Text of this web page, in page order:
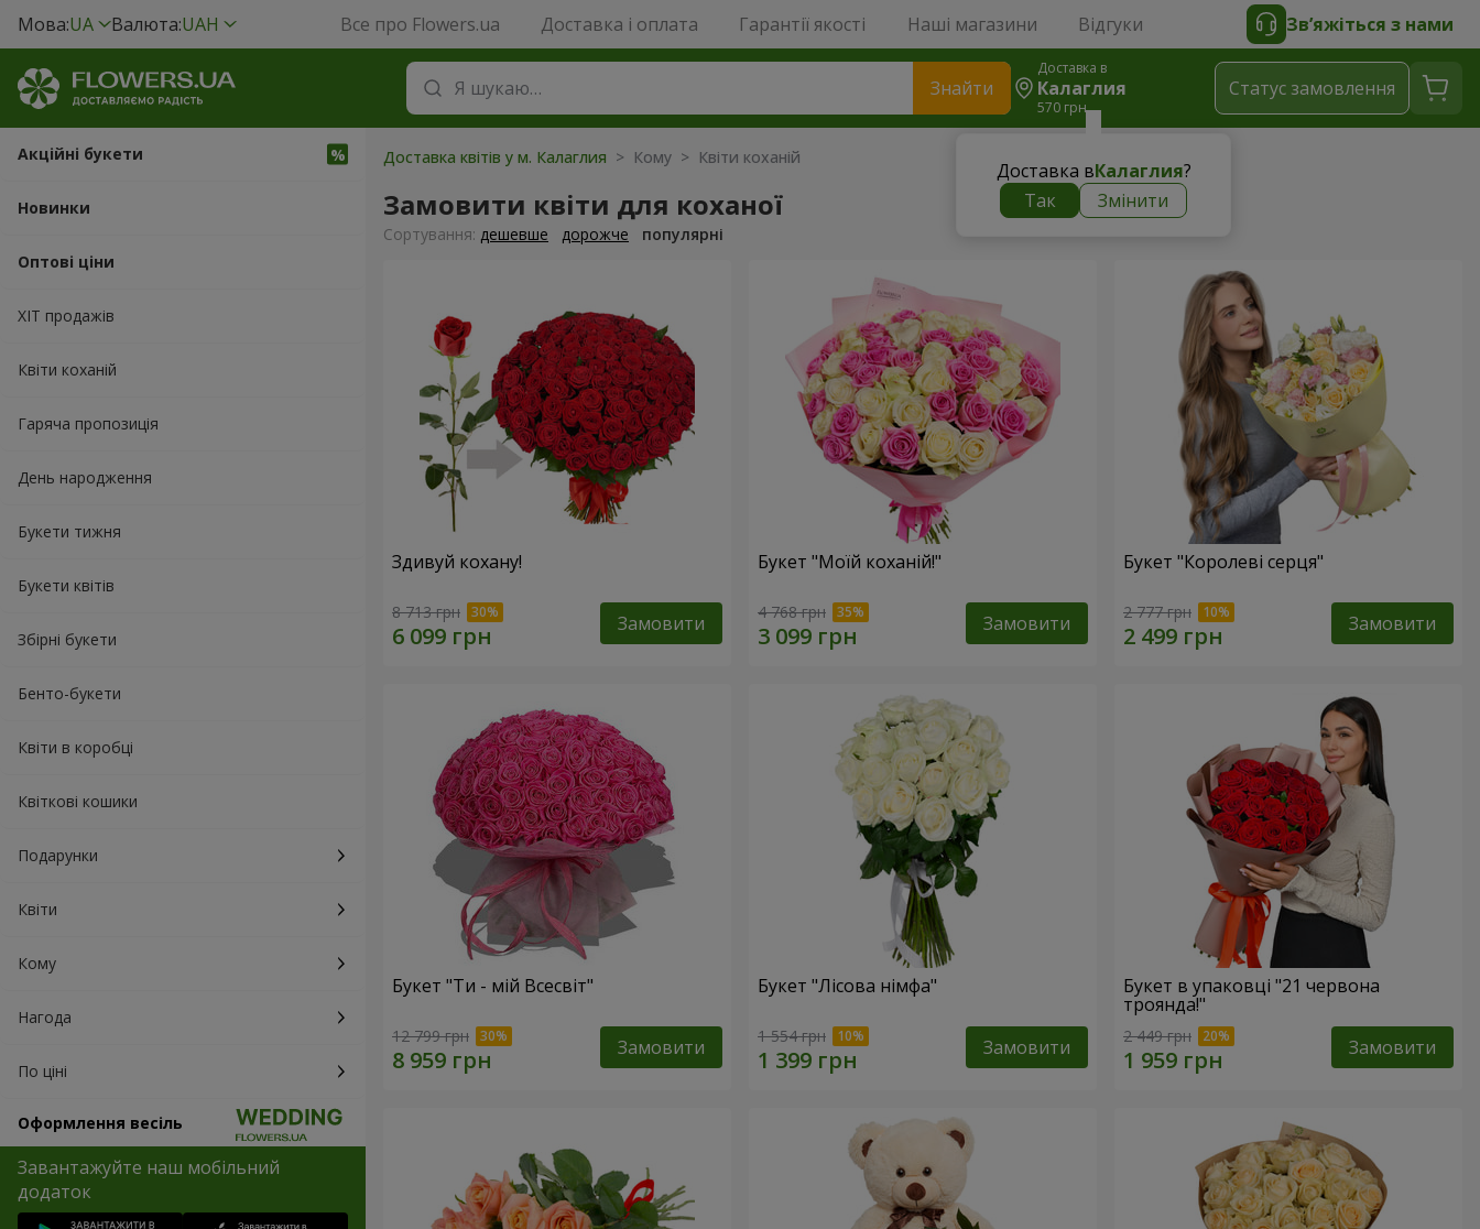
Мова:UA Валюта:UAH Все про Flowers.ua Доставка і оплата Гарантії якості Наші магазини Відгуки Зв’яжіться з нами
Знайти
Доставка в
Калаглия
570 грн
Доставка вКалаглия?
Так
Змінити
Статус замовлення
Акційні букети
Новинки
Оптові ціни
ХІТ продажів
Квіти коханій
Гаряча пропозиція
День народження
Букети тижня
Букети квітів
Збірні букети
Бенто-букети
Квіти в коробці
Квіткові кошики
Подарунки
Квіти
Кому
Нагода
По ціні
Оформлення весіль
Завантажуйте наш мобільний
додаток
Доставка квітів у м. Калаглия > Кому > Квіти коханій
Замовити квіти для коханої
Сортування: дешевше дорожче популярні
Здивуй кохану!
8 713 грн Замовити
Букет "Моїй коханій!"
4 768 грн Замовити
Букет "Королеві серця"
2 777 грн Замовити
Букет "Ти - мій Всесвіт"
12 799 грн Замовити
Букет "Лісова німфа"
1 554 грн Замовити
Букет в упаковці "21 червона
троянда!"
2 449 грн Замовити